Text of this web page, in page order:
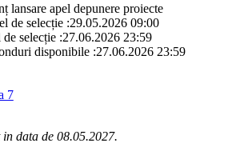
lansare apel depunere proiecte
de selecție :29.05.2026 09:00
selecție :27.06.2026 23:59
disponibile :27.06.2026 23:59
7
data de 08.05.2027.